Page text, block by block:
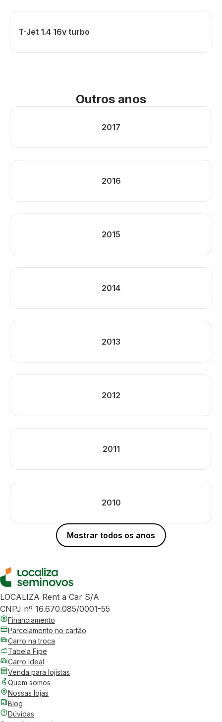
T-Jet 1.4 16v turbo
Outros anos
2017
2016
2015
2014
2013
2012
2011
2010
Mostrar todos os anos
LOCALIZA Rent a Car S/A
CNPJ nº 16.670.085/0001-55
Financiamento
Parcelamento no cartão
Carro na troca
Tabela Fipe
Carro Ideal
Venda para lojistas
Quem somos
Nossas lojas
Blog
Dúvidas